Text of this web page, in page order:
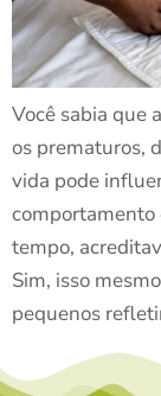
Você sabia que
os prematuros,
vida pode
comportamento
tempo,
Sim, isso
pequenos